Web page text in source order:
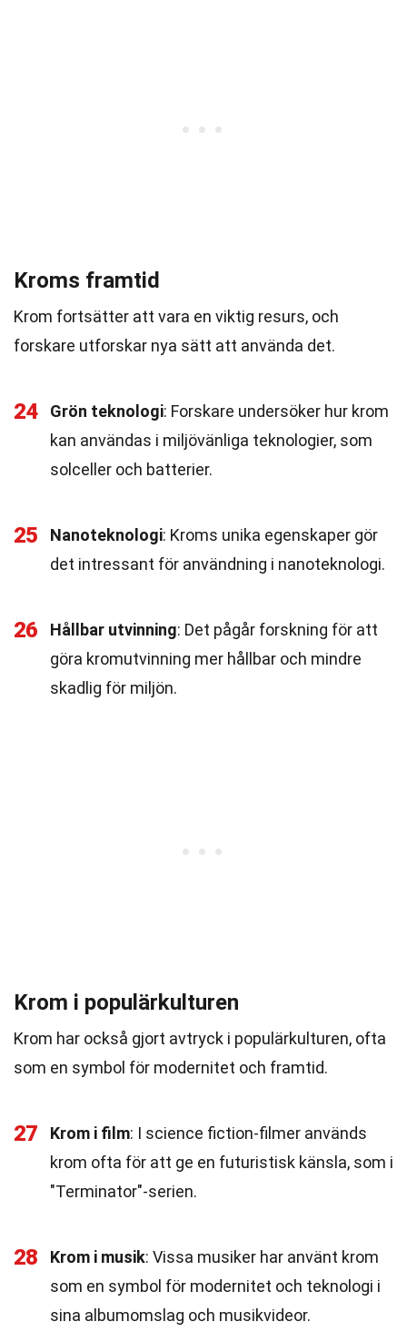
Kroms framtid
Krom fortsätter att vara en viktig resurs, och
forskare utforskar nya sätt att använda det.
24 Grön teknologi: Forskare undersöker hur krom
kan användas i miljövänliga teknologier, som
solceller och batterier.
25 Nanoteknologi: Kroms unika egenskaper gör
det intressant för användning i nanoteknologi.
26 Hållbar utvinning: Det pågår forskning för att
göra kromutvinning mer hållbar och mindre
skadlig för miljön.
Krom i populärkulturen
Krom har också gjort avtryck i populärkulturen, ofta
som en symbol för modernitet och framtid.
27 Krom i film: I science fiction-filmer används
krom ofta för att ge en futuristisk känsla, som i
"Terminator"-serien.
28 Krom i musik: Vissa musiker har använt krom
som en symbol för modernitet och teknologi i
sina albumomslag och musikvideor.